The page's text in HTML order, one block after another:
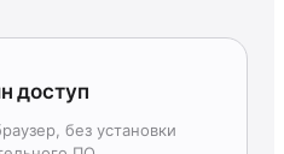
доступ
без установки